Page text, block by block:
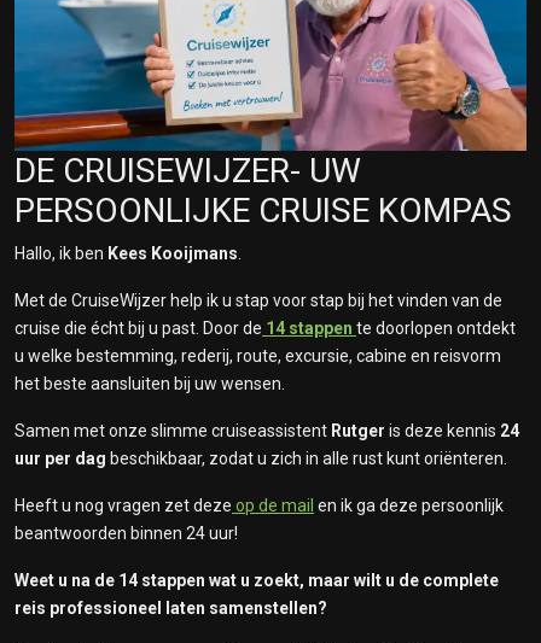
DE CRUISEWIJZER- UW
PERSOONLIJKE CRUISE KOMPAS
Hallo, ik ben Kees Kooijmans
Met de CruiseWijzer help ik u stap voor stap bij het vinden van de
cruise die écht bij u past. Door de 14 stappen te doorlopen ontdekt
u welke bestemming, rederij, route, excursie, cabine en reisvorm
het beste aansluiten bij uw wensen.
Samen met onze slimme cruiseassistent Rutger is deze kennis 24
uur per dag beschikbaar, zodat u zich in alle rust kunt oriënteren.
Heeft u nog vragen zet deze op de mail en ik ga deze persoonlijk
beantwoorden binnen 24 uur!
Weet u na de 14 stappen wat u zoekt, maar wilt u de complete
reis professioneel laten samenstellen?